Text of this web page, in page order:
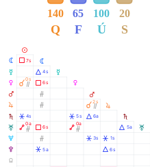
Q
140
F
65
Ú
100
S
20
M
N
N
O
O
P
P
Q
Q
R
R
S
S
T
T
U
V
Y
Ã 7s
À Ò
0s
Â 4s
Ä Ó
0a
Á 4s
Ã 6s
Ó
Ó
Ã 6s
Ó
Â 5a
Â 5s
ÄÓ
0a
À Ò
2s
Á 6a
Â 3s Â 1s
Á 6s
Á 5a